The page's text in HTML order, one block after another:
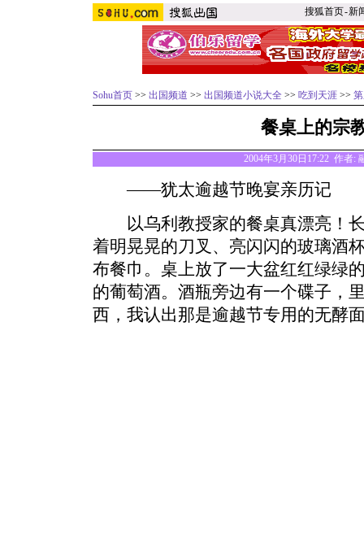
搜狐首页-新
Sohu首页 >> 出国频道 >> 出国频道小说大全 >> 吃到天涯 >>
餐桌上的宗
2004年3月30日17:22 作者:
——犹太逾越节晚宴亲历记
以乌利教授家的餐桌真漂亮！长
着明晃晃的刀叉、亮闪闪的玻璃酒
布餐巾。桌上放了一大盆红红绿绿
的葡萄酒。酒瓶旁边有一个碟子，
西，我认出那是逾越节专用的无酵